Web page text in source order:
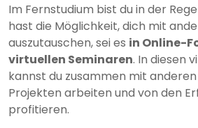
Im Fernstudium bist du in der
hast die Möglichkeit, dich mit
auszutauschen, sei es in Online-
virtuellen Seminaren. In diesen
kannst du zusammen mit
Projekten arbeiten und von den
profitieren.